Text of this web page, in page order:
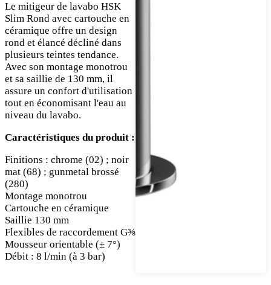
Le mitigeur de lavabo HSK
Slim Rond avec cartouche en
céramique offre un design
rond et élancé décliné dans
plusieurs teintes tendance.
Avec son montage monotrou
et sa saillie de 130 mm, il
assure un confort d'utilisation
tout en économisant l'eau au
niveau du lavabo.
Caractéristiques du produit :
Finitions : chrome (02) ; noir
mat (68) ; gunmetal brossé
(280)
Montage monotrou
Cartouche en céramique
Saillie 130 mm
Flexibles de raccordement G⅜
Mousseur orientable (± 7°)
Débit : 8 l/min (à 3 bar)